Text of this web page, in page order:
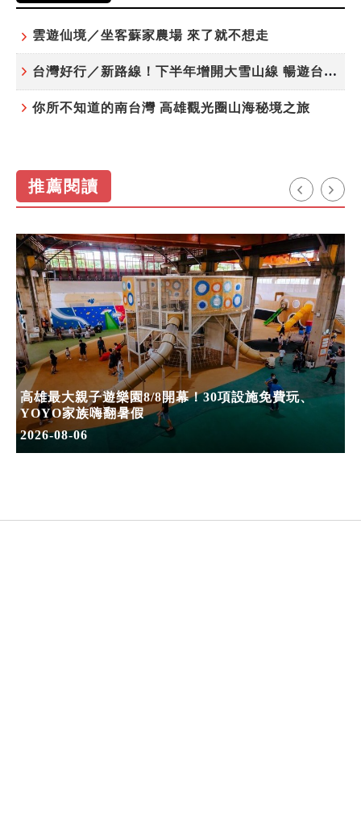
雲遊仙境／坐客蘇家農場 來了就不想走
台灣好行／新路線！下半年增開大雪山線 暢遊台中更便利
你所不知道的南台灣 高雄觀光圈山海秘境之旅
推薦閱讀
高雄最大親子遊樂園8/8開幕！30項設施免費玩、
YOYO家族嗨翻暑假
2026-08-06